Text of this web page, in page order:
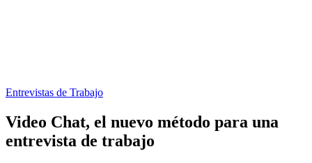
Entrevistas de Trabajo
Video Chat, el nuevo método para una
entrevista de trabajo